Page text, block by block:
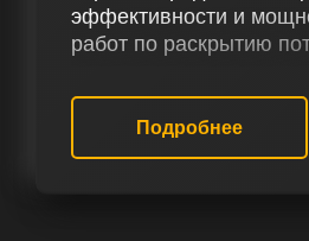
эффективности и
работ по раскрытию
усилению дизельных
отключение систем
заслонок (VSA),
Eolys и снятие
Подробнее